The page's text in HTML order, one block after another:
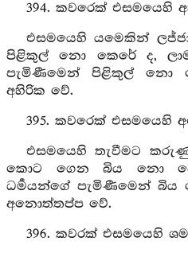
394. කවරෙක් එසමයෙහි
එසමයෙහි යමෙකින්
පිළිකුල් නො කෙරේ ද,
පැමිණීමෙන් පිළිකුල් නො
අහිරික වේ.
395. කවරෙක් එසමයෙහි
එසමයෙහි තැවීමට කරුණු
කොට ගෙන බිය නො
ධර්‍මයන්ගේ පැමිණීමෙන්
අනොත්තප්ප වේ.
396. කවරක් එසමයෙහි